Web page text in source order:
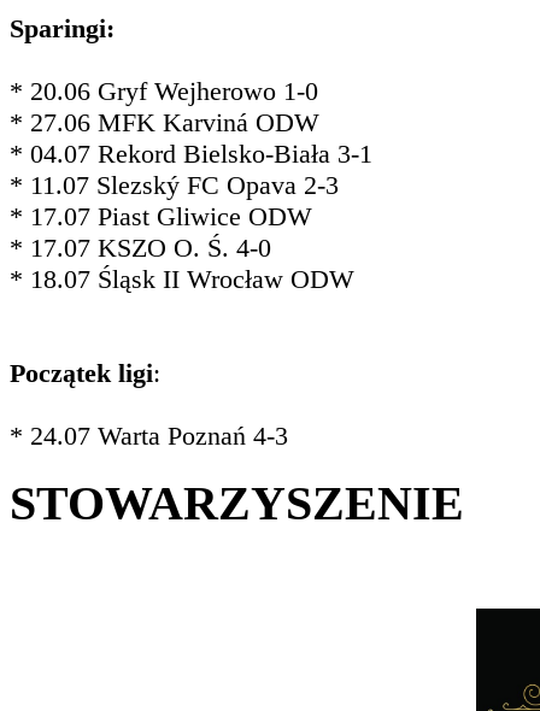
Sparingi:
* 20.06 Gryf Wejherowo 1-0
* 27.06 MFK Karviná ODW
* 04.07 Rekord Bielsko-Biała 3-1
* 11.07 Slezský FC Opava 2-3
* 17.07 Piast Gliwice ODW
* 17.07 KSZO O. Ś. 4-0
* 18.07 Śląsk II Wrocław ODW
Początek ligi:
* 24.07 Warta Poznań 4-3
STOWARZYSZENIE